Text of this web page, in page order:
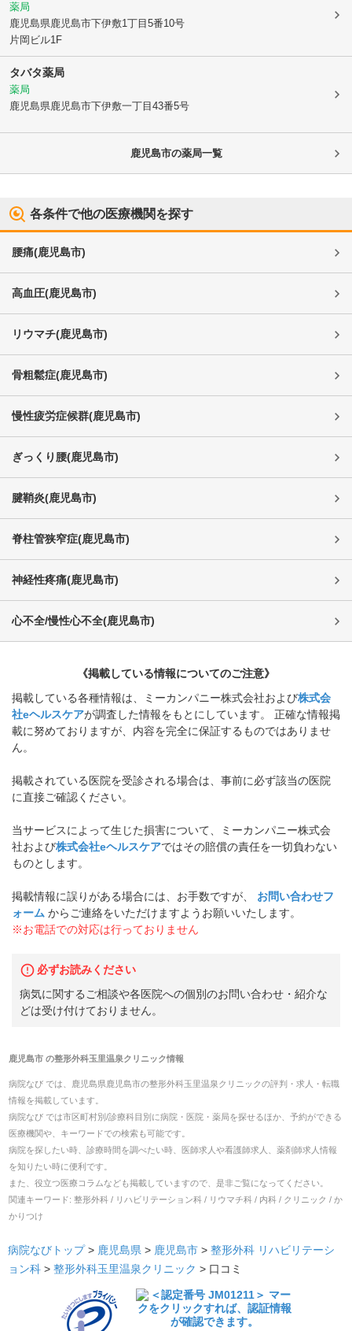
薬局
鹿児島県鹿児島市下伊敷1丁目5番10号
片岡ビル1F
タバタ薬局
薬局
鹿児島県鹿児島市下伊敷一丁目43番5号
鹿児島市の薬局一覧
各条件で他の医療機関を探す
腰痛(鹿児島市)
高血圧(鹿児島市)
リウマチ(鹿児島市)
骨粗鬆症(鹿児島市)
慢性疲労症候群(鹿児島市)
ぎっくり腰(鹿児島市)
腱鞘炎(鹿児島市)
脊柱管狭窄症(鹿児島市)
神経性疼痛(鹿児島市)
心不全/慢性心不全(鹿児島市)
《掲載している情報についてのご注意》
掲載している各種情報は、ミーカンパニー株式会社および株式会
社eヘルスケアが調査した情報をもとにしています。 正確な情報掲
載に努めておりますが、内容を完全に保証するものではありませ
ん。
掲載されている医院を受診される場合は、事前に必ず該当の医院
に直接ご確認ください。
当サービスによって生じた損害について、ミーカンパニー株式会
社および株式会社eヘルスケアではその賠償の責任を一切負わない
ものとします。
掲載情報に誤りがある場合には、お手数ですが、
お問い合わせフ
ォーム からご連絡をいただけますようお願いいたします。
※お電話での対応は行っておりません
必ずお読みください
病気に関するご相談や各医院への個別のお問い合わせ・紹介な
どは受け付けておりません。
鹿児島市の整形外科玉里温泉クリニック情報
病院なび では、 鹿児島県鹿児島市の整形外科玉里温泉クリニックの評判・求人・転職
情報を掲載しています。
病院なび では市区町村別/診療科目別に病院・医院・薬局を探せるほか、予約ができる
医療機関や、キーワードでの検索も可能です。
病院を探したい時、診療時間を調べたい時、医師求人や看護師求人、薬剤師求人情報
を知りたい時に便利です。
また、役立つ医療コラムなども掲載していますので、是非ご覧になってください。
関連キーワード: 整形外科 / リハビリテーション科 / リウマチ科 / 内科 / クリニック / か
かりつけ
病院なびトップ > 鹿児島県 > 鹿児島市 > 整形外科 リハビリテーシ
ョン科 > 整形外科玉里温泉クリニック > 口コミ